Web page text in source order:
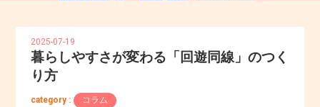
2025-07-19
暮らしやすさが変わる「回遊同線」のつく
り方
category : コラム